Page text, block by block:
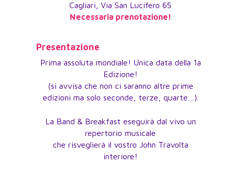
Cagliari, Via San Lucifero 65
Necessaria prenotazione!
Presentazione
Prima assoluta mondiale! Unica data della 1a
Edizione!
(si avvisa che non ci saranno altre prime
edizioni ma solo seconde, terze, quarte…).
La Band & Breakfast eseguirà dal vivo un
repertorio musicale
che risveglierà il vostro John Travolta
interiore!